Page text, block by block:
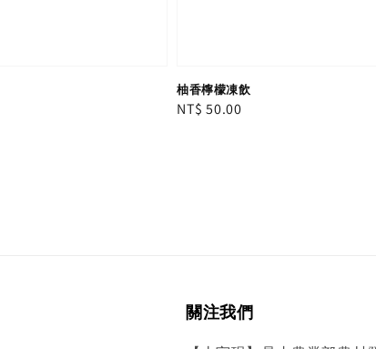
柚香檸檬凍飲
Regular
NT$ 50.00
關注我們